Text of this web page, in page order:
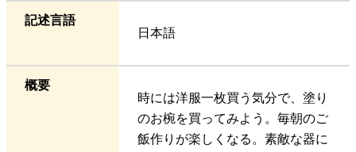
記述言語
日本語
概要
時には洋服一枚買う気分で、塗り
のお椀を買ってみよう。毎朝のご
飯作りが楽しくなる。素敵な器に